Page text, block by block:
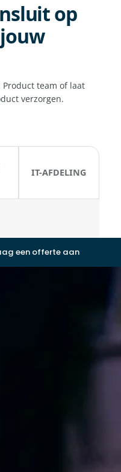
op
team of laat
verzorgen.
IT-AFDELING
een offerte aan